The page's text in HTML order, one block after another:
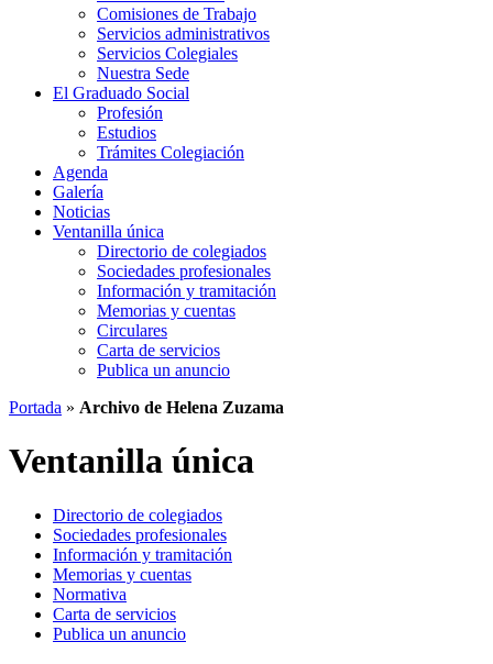
Comisiones de Trabajo
Servicios administrativos
Servicios Colegiales
Nuestra Sede
El Graduado Social
Profesión
Estudios
Trámites Colegiación
Agenda
Galería
Noticias
Ventanilla única
Directorio de colegiados
Sociedades profesionales
Información y tramitación
Memorias y cuentas
Circulares
Carta de servicios
Publica un anuncio
Portada » Archivo de Helena Zuzama
Ventanilla única
Directorio de colegiados
Sociedades profesionales
Información y tramitación
Memorias y cuentas
Normativa
Carta de servicios
Publica un anuncio